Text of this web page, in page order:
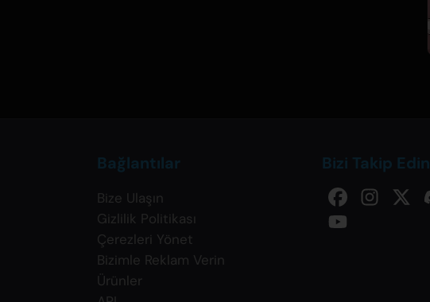
Bağlantılar
Bize Ulaşın
Gizlilik Politikası
Çerezleri Yönet
Bizimle Reklam Verin
Ürünler
Bizi Takip Edin